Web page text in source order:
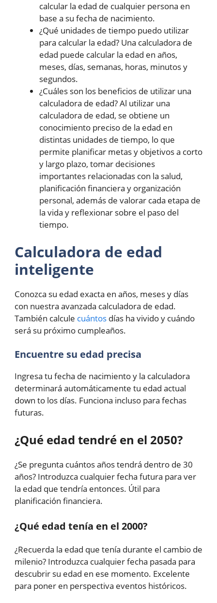
calcular la edad de cualquier persona en
base a su fecha de nacimiento.
¿Qué unidades de tiempo puedo utilizar
para calcular la edad? Una calculadora de
edad puede calcular la edad en años,
meses, días, semanas, horas, minutos y
segundos.
¿Cuáles son los beneficios de utilizar una
calculadora de edad? Al utilizar una
calculadora de edad, se obtiene un
conocimiento preciso de la edad en
distintas unidades de tiempo, lo que
permite planificar metas y objetivos a corto
y largo plazo, tomar decisiones
importantes relacionadas con la salud,
planificación financiera y organización
personal, además de valorar cada etapa de
la vida y reflexionar sobre el paso del
tiempo.
Calculadora de edad
inteligente
Conozca su edad exacta en años, meses y días
con nuestra avanzada calculadora de edad.
También calcule cuántos días ha vivido y cuándo
será su próximo cumpleaños.
Encuentre su edad precisa
Ingresa tu fecha de nacimiento y la calculadora
determinará automáticamente tu edad actual
down to los días. Funciona incluso para fechas
futuras.
¿Qué edad tendré en el 2050?
¿Se pregunta cuántos años tendrá dentro de 30
años? Introduzca cualquier fecha futura para ver
la edad que tendría entonces. Útil para
planificación financiera.
¿Qué edad tenía en el 2000?
¿Recuerda la edad que tenía durante el cambio de
milenio? Introduzca cualquier fecha pasada para
descubrir su edad en ese momento. Excelente
para poner en perspectiva eventos históricos.